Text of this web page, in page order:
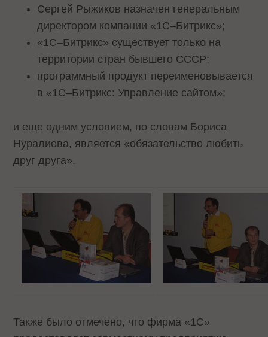
Сергей Рыжиков назначен генеральным
директором компании «1С–Битрикс»;
«1С–Битрикс» существует только на
территории стран бывшего СССР;
программный продукт переименовывается
в «1С–Битрикс: Управление сайтом»;
и еще одним условием, по словам Бориса
Нуралиева, является «обязательство любить
друг друга».
Также было отмечено, что фирма «1С»